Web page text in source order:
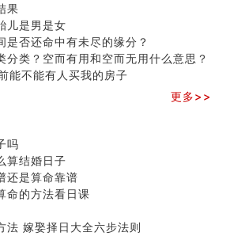
果
儿是男是女
是否还命中有未尽的缘分？
分类？空而有用和空而无用什么意思？
能不能有人买我的房子
更多>>
吗
算结婚日子
还是算命靠谱
命的方法看日课
法 嫁娶择日大全六步法则